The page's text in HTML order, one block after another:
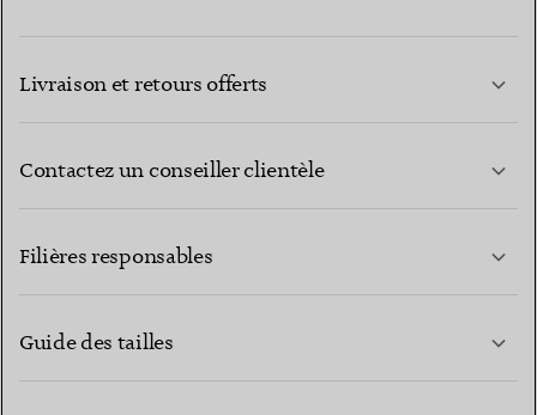
Livraison et retours offerts
Contactez un conseiller clientèle
Filières responsables
Guide des tailles